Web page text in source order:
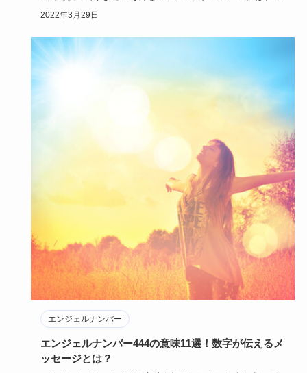
んな意味や…
2022年3月29日
エンジェルナンバー
エンジェルナンバー444の意味11選！数字が伝えるメ
ッセージとは？